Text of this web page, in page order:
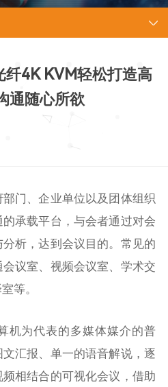
纤4K KVM轻松打造高
通随心所欲
门、企业单位以及团体组织
承载平台，与会者通过对会
析，达到会议目的。常见的
议室、视频会议室、学术交
等。
机为代表的多媒体媒介的普
汇报、单一的语音解说，逐
相结合的可视化会议，借助